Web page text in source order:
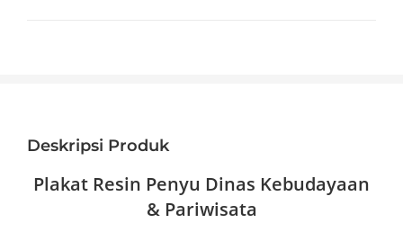
Deskripsi Produk
Plakat Resin Penyu Dinas Kebudayaan
& Pariwisata